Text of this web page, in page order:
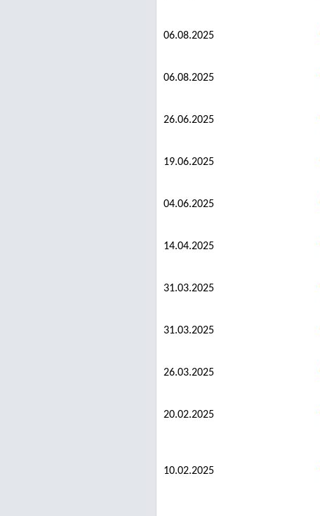
06.08.2025
06.08.2025
26.06.2025
19.06.2025
04.06.2025
14.04.2025
31.03.2025
31.03.2025
26.03.2025
20.02.2025
10.02.2025